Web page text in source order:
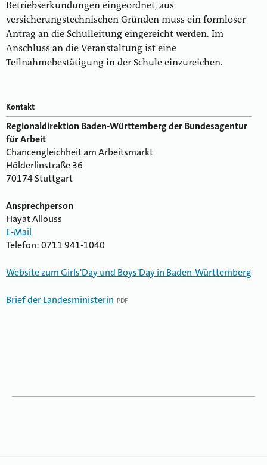
Betriebserkundungen eingeordnet, aus
versicherungstechnischen Gründen muss ein formloser
Antrag an die Schulleitung eingereicht werden. Im
Anschluss an die Veranstaltung ist eine
Teilnahmebestätigung in der Schule einzureichen.
Kontakt
Regionaldirektion Baden-Württemberg der Bundesagentur
für Arbeit
Chancengleichheit am Arbeitsmarkt
Hölderlinstraße 36
70174 Stuttgart
Ansprechperson
Hayat Allouss
E-Mail
Telefon: 0711 941-1040
Website zum Girls'Day und Boys'Day in Baden-Württemberg
Brief der Landesministerin PDF